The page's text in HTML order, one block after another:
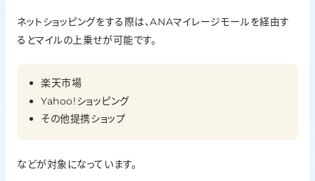
ネットショッピングをする際は、ANAマイレージモールを経由す
るとマイルの上乗せが可能です。
楽天市場
Yahoo!ショッピング
その他提携ショップ
などが対象になっています。